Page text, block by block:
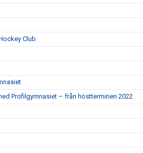
Club
Profilgymnasiet – från höstterminen 2022